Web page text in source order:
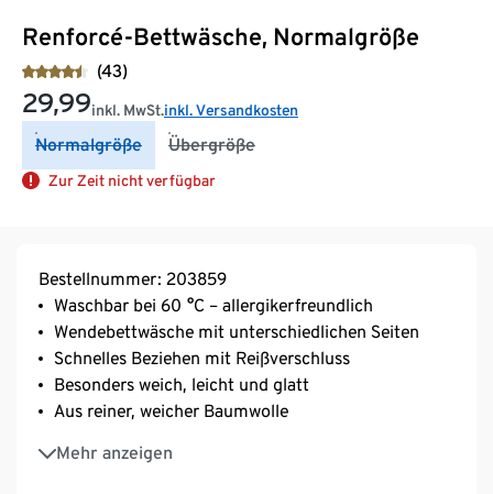
Renforcé-Bettwäsche, Normalgröße
(43)
29,99inkl. MwSt.inkl. Versandkosten
Normalgröße Übergröße
Zur Zeit nicht verfügbar
Bestellnummer: 203859
Waschbar bei 60 °C – allergikerfreundlich
Wendebettwäsche mit unterschiedlichen Seiten
Schnelles Beziehen mit Reißverschluss
Besonders weich, leicht und glatt
Aus reiner, weicher Baumwolle
Mehr anzeigen
Strapazierfähig durch dicht gewebte Fasern
Temperaturausgleichend und saugfähig